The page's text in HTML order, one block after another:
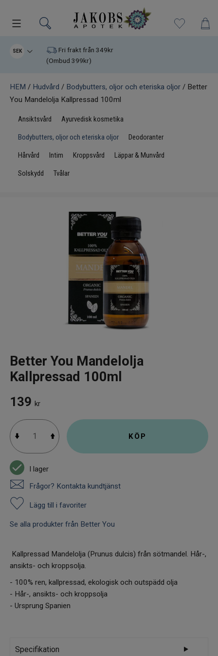
Kampanjer
Varumärken
Superfood
Hudvård
Vattenrening & Övrigt
SEK
Fri frakt från 349kr
(Ombud 399kr)
HEM / Hudvård / Bodybutters, oljor och eteriska oljor / Better
You Mandelolja Kallpressad 100ml
Ansiktsvård Ayurvedisk kosmetika
Bodybutters, oljor och eteriska oljor Deodoranter
Hårvård Intim Kroppsvård Läppar & Munvård
Solskydd Tvålar
Better You Mandelolja
Kallpressad 100ml
139 kr
KÖP
I lager
Frågor? Kontakta kundtjänst
Lägg till i favoriter
Se alla produkter från Better You
Kallpressad Mandelolja (Prunus dulcis) från sötmandel. Hår-,
ansikts- och kroppsolja.
- 100% ren, kallpressad, ekologisk och outspädd olja
- Hår-, ansikts- och kroppsolja
- Ursprung Spanien
Specifikation